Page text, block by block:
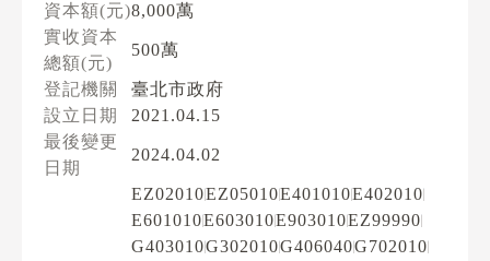
資本額(元)8,000萬
實收資本
總額(元)
500萬
登記機關
臺北市政府
設立日期
2021.04.15
最後變更
日期
2024.04.02
EZ02010EZ05010E401010E402010
E601010E603010E903010EZ99990
G403010G302010G406040G702010